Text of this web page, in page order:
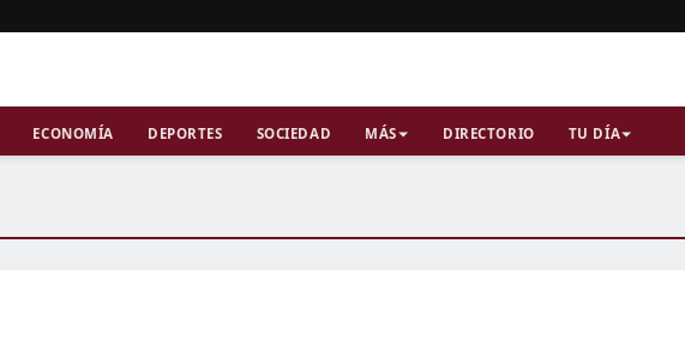
ECONOMÍA DEPORTES SOCIEDAD MÁS DIRECTORIO TU DÍA